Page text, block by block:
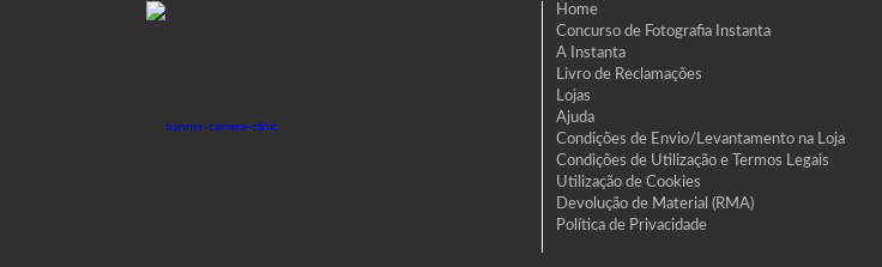
Home
Concurso de Fotografia Instanta
A Instanta
Livro de Reclamações
Lojas
Ajuda
Condições de Envio/Levantamento na Loja
Condições de Utilização e Termos Legais
Utilização de Cookies
Devolução de Material (RMA)
Política de Privacidade